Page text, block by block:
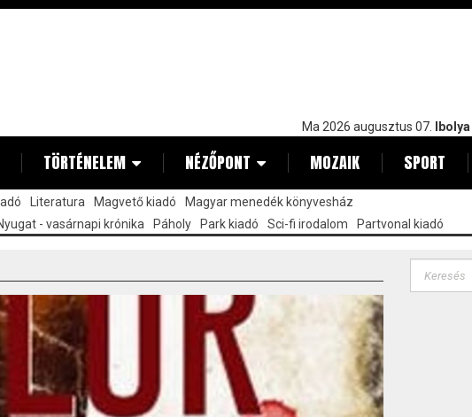
Ma 2026 augusztus 07. Ibolya
TÖRTÉNELEM NÉZŐPONT MOZAIK SPORT
Literatura Magvető kiadó
Magyar menedék könyvesház
- vasárnapi krónika Páholy Park kiadó Sci-fi irodalom Partvonal kiadó